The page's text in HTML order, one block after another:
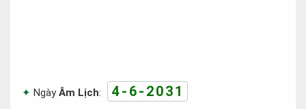
NgàyÂm Lịch: 4-6-2031